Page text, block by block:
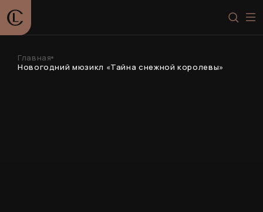
Главная
Новогодний мюзикл «Тайна снежной королевы»